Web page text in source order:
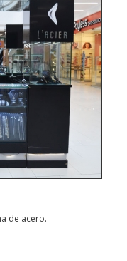
de acero.